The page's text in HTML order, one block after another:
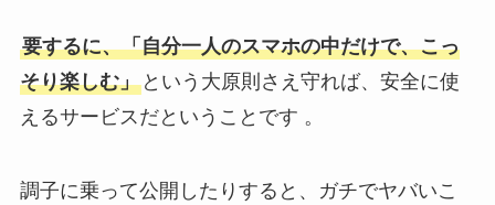
要するに、「自分一人のスマホの中だけで、こっ
そり楽しむ」という大原則さえ守れば、安全に使
えるサービスだということです 。
調子に乗って公開したりすると、ガチでヤバいこ